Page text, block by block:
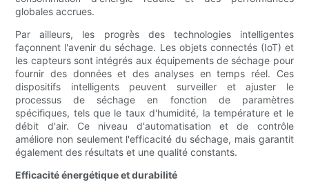
globales accrues.
Par ailleurs, les progrès des technologies intelligentes
façonnent l'avenir du séchage. Les objets connectés (IoT) et
les capteurs sont intégrés aux équipements de séchage pour
fournir des données et des analyses en temps réel. Ces
dispositifs intelligents peuvent surveiller et ajuster le
processus de séchage en fonction de paramètres
spécifiques, tels que le taux d'humidité, la température et le
débit d'air. Ce niveau d'automatisation et de contrôle
améliore non seulement l'efficacité du séchage, mais garantit
également des résultats et une qualité constants.
Efficacité énergétique et durabilité